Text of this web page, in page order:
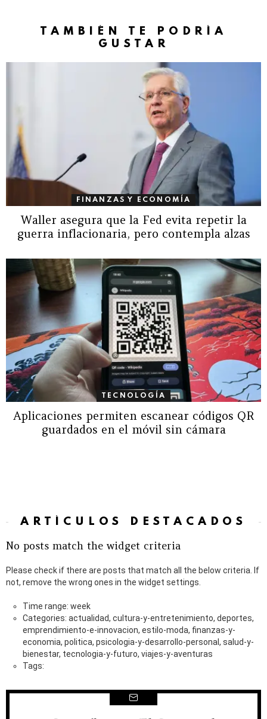
TAMBIÉN TE PODRÍA
GUSTAR
FINANZAS Y ECONOMÍA
Waller asegura que la Fed evita repetir la
guerra inflacionaria, pero contempla alzas
TECNOLOGÍA
Aplicaciones permiten escanear códigos QR
guardados en el móvil sin cámara
ARTÍCULOS DESTACADOS
No posts match the widget criteria
Please check if there are posts that match all the below criteria. If
not, remove the wrong ones in the widget settings.
Time range: week
Categories: actualidad, cultura-y-entretenimiento, deportes,
emprendimiento-e-innovacion, estilo-moda, finanzas-y-
economia, politica, psicologia-y-desarrollo-personal, salud-y-
bienestar, tecnologia-y-futuro, viajes-y-aventuras
Tags: